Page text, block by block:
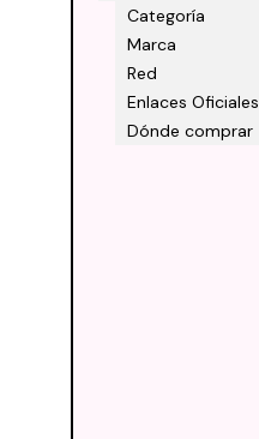
Categoría
Marca
Red
Enlaces Oficiales
Dónde comprar